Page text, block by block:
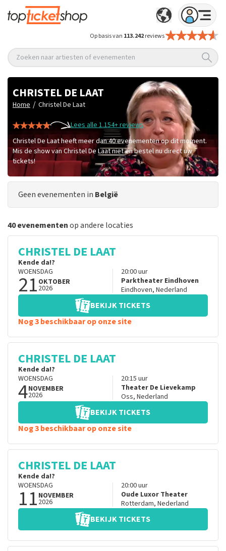
Op basis van 113.242reviews
Zoeken naar artiesten of evenementen
CHRISTEL DE LAAT
Home / Christel De Laat
Lees alle 1.154+ reviews
Christel De Laat heeft meer dan 40 evenementen op dit moment.
Mis de show van Christel De Laat niet en bestel nu direct uw
tickets!
Geen evenementen in België
40 evenementenop andere locaties
CHRISTEL DE LAAT
Kende da!?
WOENSDAG
21 OKTOBER
2026
20:00uur
Parktheater Eindhoven
Eindhoven, Nederland
BEKIJK TICKETS
Nog 3 beschikbaar op onze site
CHRISTEL DE LAAT
Kende da!?
WOENSDAG
4NOVEMBER
2026
20:15 uur
Theater De Lievekamp
Oss, Nederland
BEKIJK TICKETS
Nog 3 beschikbaar op onze site
CHRISTEL DE LAAT
Kende da!?
WOENSDAG
11 NOVEMBER
2026
20:00uur
Oude Luxor Theater
Rotterdam, Nederland
BEKIJK TICKETS